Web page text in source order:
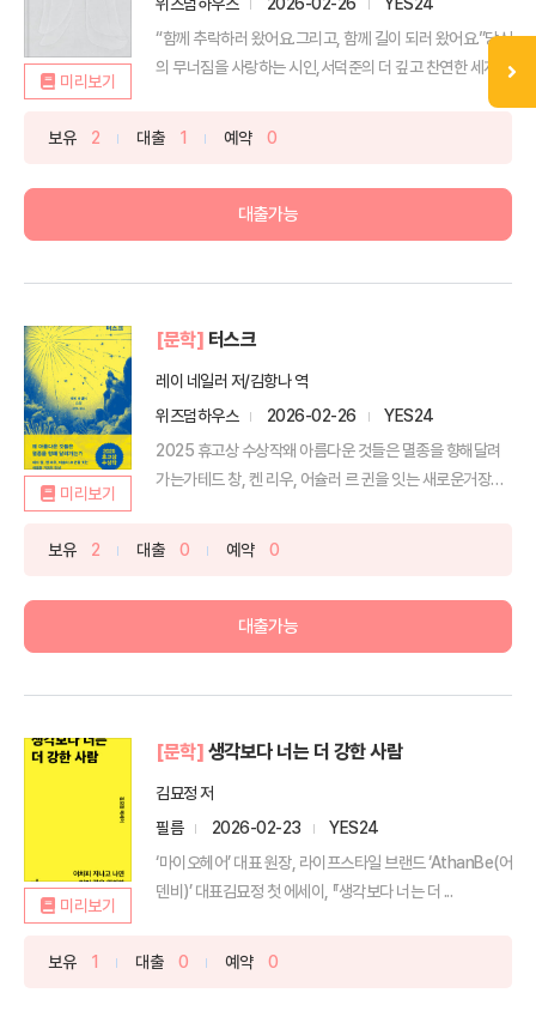
미리보기
“함께 추락하러 왔어요.그리고, 함께 길이 되러 왔어요.”당신
의 무너짐을 사랑하는 시인,서덕준의 더 깊고 찬연한 세계...
보유 2 대출 1 예약 0
대출가능
미리보기
[문학] 터스크
레이 네일러 저/김항나 역
위즈덤하우스
2026-02-26
YES24
2025 휴고상 수상작왜 아름다운 것들은 멸종을 향해달려
가는가테드 창, 켄 리우, 어슐러 르 귄을 잇는 새로운거장의
보유 2 대출 0 예약 0
대출가능
미리보기
[문학] 생각보다 너는 더 강한 사람
김묘정 저
필름
2026-02-23
YES24
‘마이오헤어’ 대표 원장, 라이프스타일 브랜드 ‘AthanBe(어
덴비)’ 대표김묘정 첫 에세이, 『생각보다 너는 더 ...
보유 1 대출 0 예약 0